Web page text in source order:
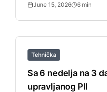
June 15, 2026 6 min
Tehnička
Sa 6 nedelja na 3
upravljanog PII